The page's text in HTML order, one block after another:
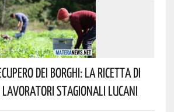
Dei Borghi: La Ricetta Di
Stagionali Lucani